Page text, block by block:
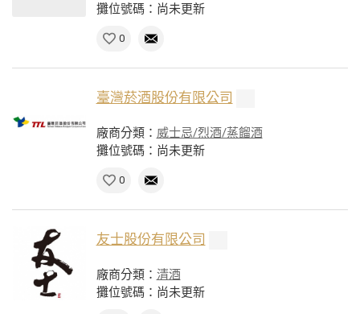
攤位號碼：尚未更新
0
臺灣菸酒股份有限公司
廠商分類： 威士忌/烈酒/蒸餾酒
攤位號碼：尚未更新
0
友士股份有限公司
廠商分類： 清酒
攤位號碼：尚未更新